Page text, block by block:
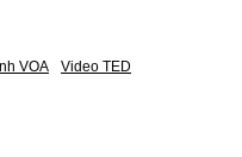
VOA Video TED